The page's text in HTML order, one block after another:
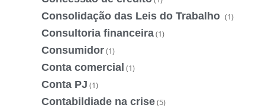
Consolidação das Leis do Trabalho (1)
Consultoria financeira(1)
Consumidor(1)
Conta comercial (1)
Conta PJ (1)
Contabildiade na crise(5)